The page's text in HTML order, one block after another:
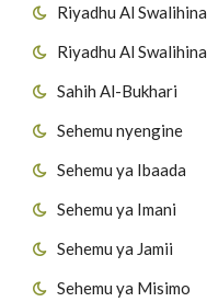
Riyadhu Al Swalihina
Riyadhu Al Swalihina
Sahih Al-Bukhari
Sehemu nyengine
Sehemu ya Ibaada
Sehemu ya Imani
Sehemu ya Jamii
Sehemu ya Misimo